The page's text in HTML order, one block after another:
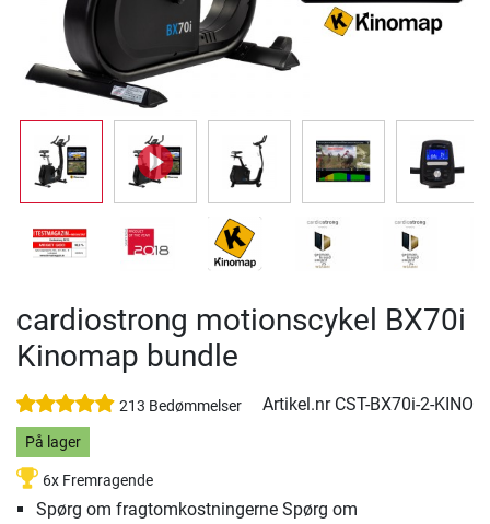
cardiostrong motionscykel BX70i
Kinomap bundle
213 Bedømmelser Artikel.nr CST-BX70i-2-KINO
På lager
6x Fremragende
Spørg om fragtomkostningerne Spørg om